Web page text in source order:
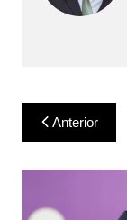
Navegação
de
Post
Anterior